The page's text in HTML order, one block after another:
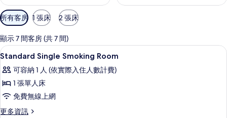
可
用
的
客
房
篩
選
條
所有客房 1 張床 2 張床
顯示 7 間客房 (共 7 間)
顯
示
Standard
Single
Smoking
Room
1
Standard Single Smoking Room
可容納 1 人 (依實際入住人數計費)
1 張單人床
免費無線上網
更多資訊
更